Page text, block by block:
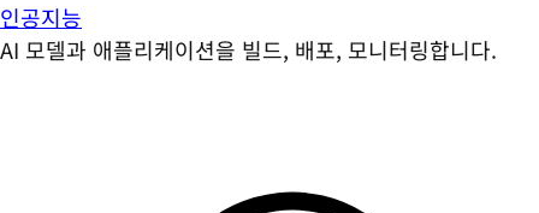
인공지능
AI 모델과 애플리케이션을 빌드, 배포, 모니터링합니다.